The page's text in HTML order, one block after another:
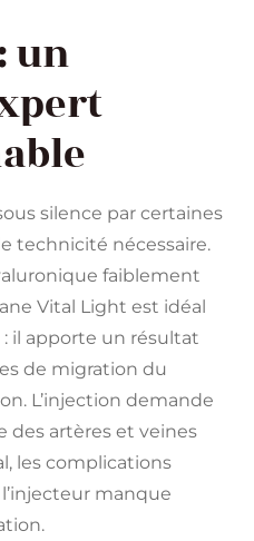
un
silence par certaines
technicité nécessaire.
faiblement
Vital Light est idéal
il apporte un résultat
de migration du
L’injection demande
des artères et veines
les complications
manque